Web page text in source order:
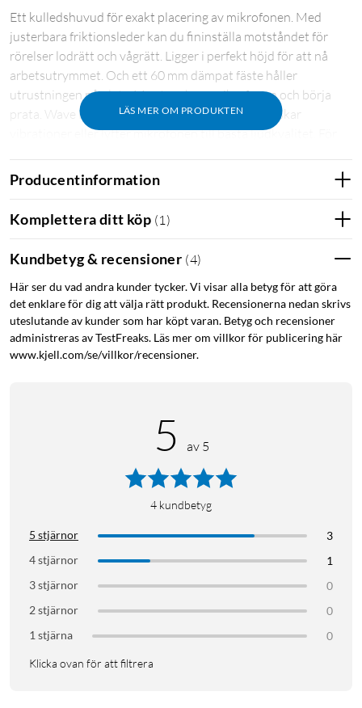
LÄS MER OM PRODUKTEN
Ett kulledshuvud för exakt placering av mikrofonen. Med
justerbara friktionsleder kan du fininställa motståndet för
rörelser lodrätt och vågrätt. Ligger i perfekt höjd för att nå
arbetsutrymmet. Och ett 60 mm dämpat fäste håller
utrustningen på plats. Montera bara mikrofonen och börja
prata. Wave Mic Arm LP frigör inte bara ytor, minskar
vibrationer eller lyfter mikrofonen till bästa ljudkvalitet. För
när du ska sända. Oavsett vilket har du fritt synfält.
Räckvidd: 740 mm. Lägre armens höjd över skrivbord: 70 mm.
Övre armens höjd över skrivbord: 160 mm. Vågrät rotation:
360 grader (fot och armbåge). Lodrät rotation: 90 grader
uppåt / 60 grader nedåt (armbåge). Levereras med
skrivbordsfäste för skivor upp till 60 mm, adaptrar samt
verktyg.
Producentinformation
Komplettera ditt köp (1 )
Kundbetyg & recensioner (4)
Här ser du vad andra kunder tycker. Vi visar alla betyg för att göra
det enklare för dig att välja rätt produkt. Recensionerna nedan skrivs
uteslutande av kunder som har köpt varan. Betyg och recensioner
administreras av TestFreaks. Läs mer om villkor för publicering här
www.kjell.com/se/villkor/recensioner.
5 av 5
4 kundbetyg
5 stjärnor
3
4 stjärnor
1
3 stjärnor
0
2 stjärnor
0
1 stjärna
0
Klicka ovan för att filtrera